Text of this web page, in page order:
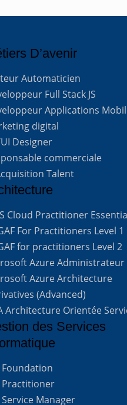
D’avenir
Automaticien
Full Stack JS
Applications
digital
Designer
commerciale
Talent
Cloud Practitioner
For Practitioners Level 1
for practitioners Level 2
Azure Administrateur
Azure Architecture
(Advanced)
Architecture Orientée
des Services
Foundation
Practitioner
Service Manager